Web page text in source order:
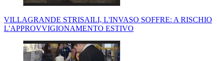
VILLAGRANDE STRISAILI, L'INVASO SOFFRE: A RISCHIO
L'APPROVVIGIONAMENTO ESTIVO